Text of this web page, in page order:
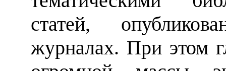
статей,
журналах. При этом